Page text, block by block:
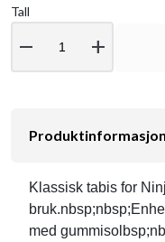
Tall
remove add
Produktinformasjon
Klassisk tabis for
med